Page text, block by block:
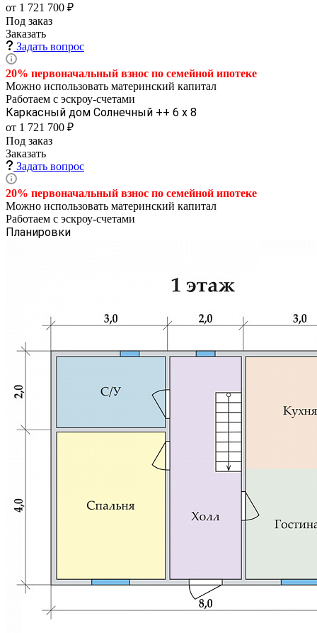
от 1 721 700 ₽
Под заказ
Заказать
Задать вопрос
20% первоначальный взнос по семейной ипотеке
Можно использовать материнский капитал
Работаем с эскроу-счетами
Каркасный дом Солнечный ++ 6 х 8
от 1 721 700 ₽
Под заказ
Заказать
Задать вопрос
20% первоначальный взнос по семейной ипотеке
Можно использовать материнский капитал
Работаем с эскроу-счетами
Планировки